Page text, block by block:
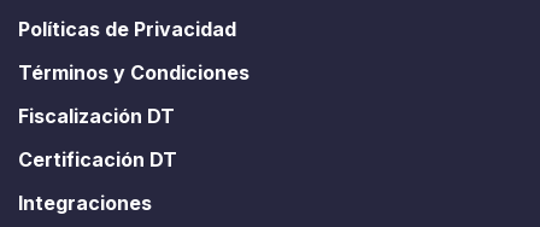
Políticas de Privacidad
Términos y Condiciones
Fiscalización DT
Certificación DT
Integraciones